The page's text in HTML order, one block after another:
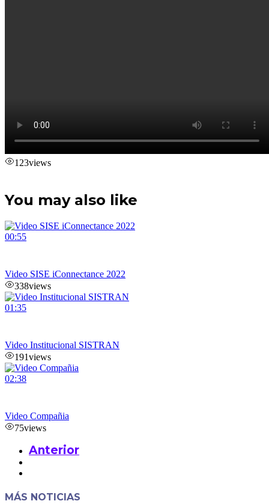
123views
You may also like
00:55
Video SISE iConnectance 2022
338views
01:35
Video Institucional SISTRAN
191views
02:38
Video Compañia
75views
Anterior
MÁS NOTICIAS